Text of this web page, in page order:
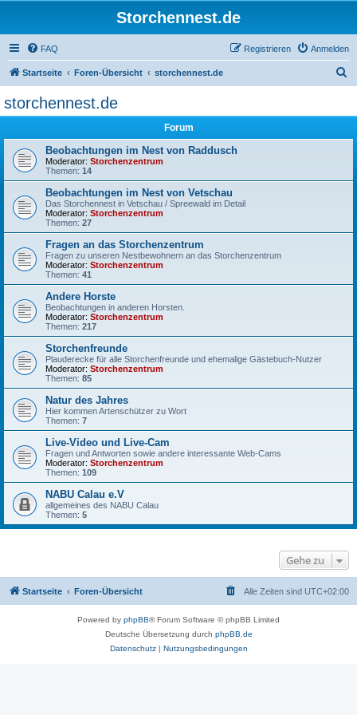
Storchennest.de
FAQ Anmelden
Registrieren
Startseite Foren-Übersicht storchennest.de
storchennest.de
Forum
Beobachtungen im Nest von Raddusch
Moderator: Storchenzentrum
Themen: 14
Beobachtungen im Nest von Vetschau
Das Storchennest in Vetschau / Spreewald im Detail
Moderator: Storchenzentrum
Themen: 27
Fragen an das Storchenzentrum
Fragen zu unseren Nestbewohnern an das Storchenzentrum
Moderator: Storchenzentrum
Themen: 41
Andere Horste
Beobachtungen in anderen Horsten.
Moderator: Storchenzentrum
Themen: 217
Storchenfreunde
Plauderecke für alle Storchenfreunde und ehemalige Gästebuch-Nutzer
Moderator: Storchenzentrum
Themen: 85
Natur des Jahres
Hier kommen Artenschützer zu Wort
Themen: 7
Live-Video und Live-Cam
Fragen und Antworten sowie andere interessante Web-Cams
Moderator: Storchenzentrum
Themen: 109
NABU Calau e.V
allgemeines des NABU Calau
Themen: 5
Gehe zu
Startseite Foren-Übersicht Alle Zeiten sind UTC+02:00
Powered by phpBB® Forum Software © phpBB Limited
Deutsche Übersetzung durch phpBB.de
Datenschutz| Nutzungsbedingungen